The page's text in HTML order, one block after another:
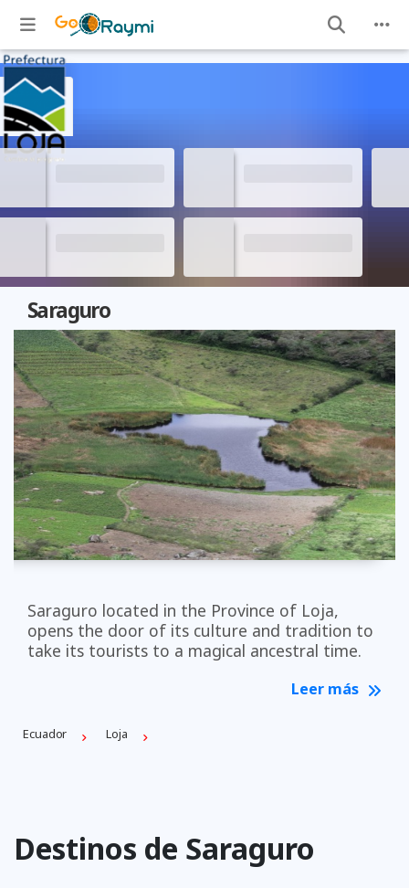
Saraguro
Saraguro located in the Province of Loja,
opens the door of its culture and tradition to
take its tourists to a magical ancestral time.
Leer más
Ecuador Loja
Destinos de Saraguro